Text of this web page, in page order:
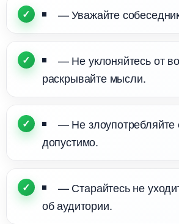
— Уважайте
— Не уклоняйтесь от
раскрывайте мысли.
— Не злоупотребляйте
допустимо.
— Старайтесь не
об аудитории.